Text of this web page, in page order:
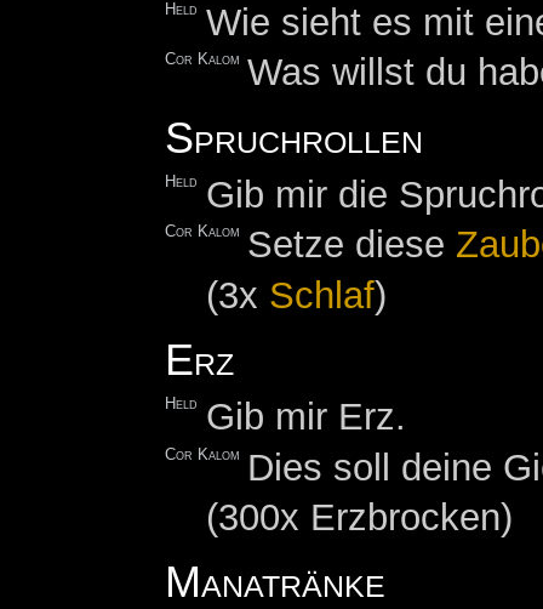
Held Wie sieht es mit
Cor Kalom Was willst du
Spruchrollen
Held Gib mir die
Cor Kalom Setze diese
(3x Schlaf)
Erz
Held Gib mir Erz.
Cor Kalom
Dies soll deine
(300x Erzbrocken)
Manatränke